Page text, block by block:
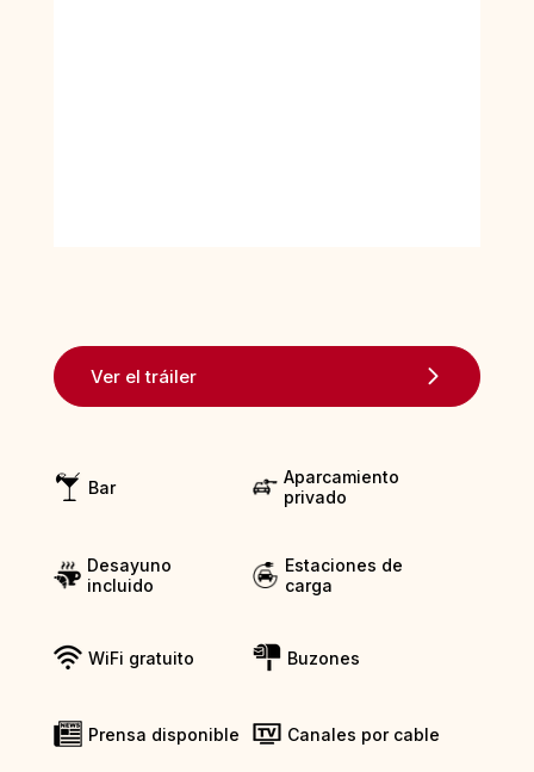
Ver el tráiler
Bar
Aparcamiento
privado
Desayuno
incluido
Estaciones de
carga
WiFi gratuito Buzones
Prensa disponible Canales por cable